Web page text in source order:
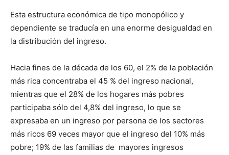
Esta estructura económica de tipo monopólico y
dependiente se traducía en una enorme desigualdad en
la distribución del ingreso.
Hacia fines de la década de los 60, el 2% de la población
más rica concentraba el 45 % del ingreso nacional,
mientras que el 28% de los hogares más pobres
participaba sólo del 4,8% del ingreso, lo que se
expresaba en un ingreso por persona de los sectores
más ricos 69 veces mayor que el ingreso del 10% más
pobre; 19% de las familias de mayores ingresos